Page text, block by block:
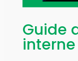
Guide
interne